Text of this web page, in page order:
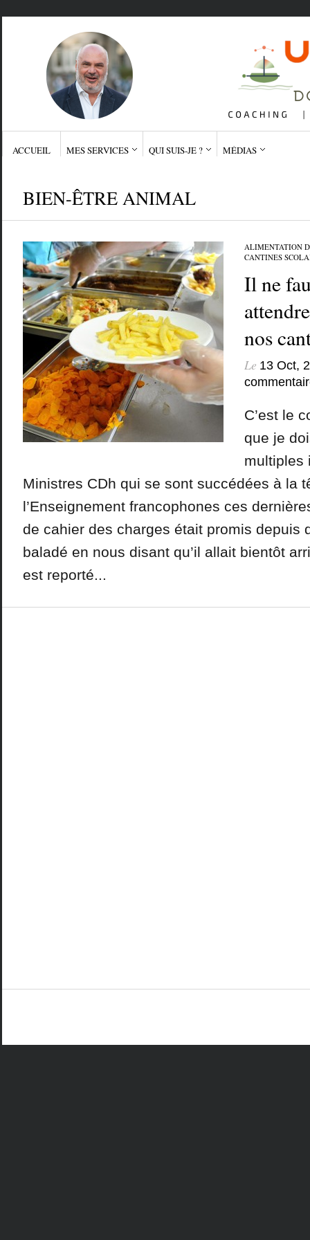
ACCUEIL MES SERVICES QUI SUIS-JE ? MÉDIAS
BIEN-ÊTRE ANIMAL
ALIMENTATION
CANTINES
Il ne
nos
Le 13 Oct,
C’est le
que je
multiples
Ministres CDh qui se sont succédées à la
l’Enseignement francophones ces
de cahier des charges était promis depuis
baladé en nous disant qu’il allait bientôt
est reporté...